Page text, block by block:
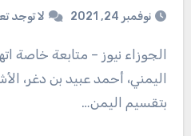
نوفمبر 24, 2021 لا توجد
الجوزاء نيوز – متابعة خاصة اتهم رئيس مجلس الشورى
اليمني، أحمد عبيد بن دغر،
بتقسيم اليمن…